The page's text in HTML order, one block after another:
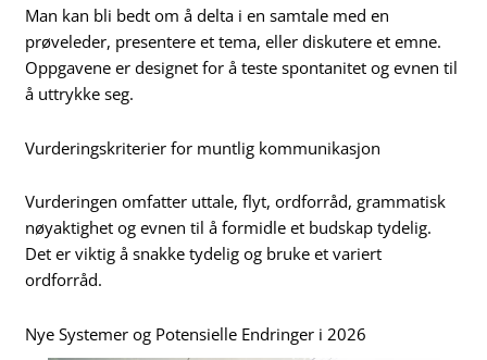
Man kan bli bedt om å delta i en samtale med en
prøveleder, presentere et tema, eller diskutere et emne.
Oppgavene er designet for å teste spontanitet og evnen til
å uttrykke seg.
Vurderingskriterier for muntlig kommunikasjon
Vurderingen omfatter uttale, flyt, ordforråd, grammatisk
nøyaktighet og evnen til å formidle et budskap tydelig.
Det er viktig å snakke tydelig og bruke et variert
ordforråd.
Nye Systemer og Potensielle Endringer i 2026